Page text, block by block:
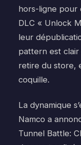
hors-ligne pour
DLC « Unlock
leur
pattern est
retire du store,
coquille.
La dynamique
Namco a
Tunnel Battle: